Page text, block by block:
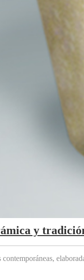
y
contemporáneas,